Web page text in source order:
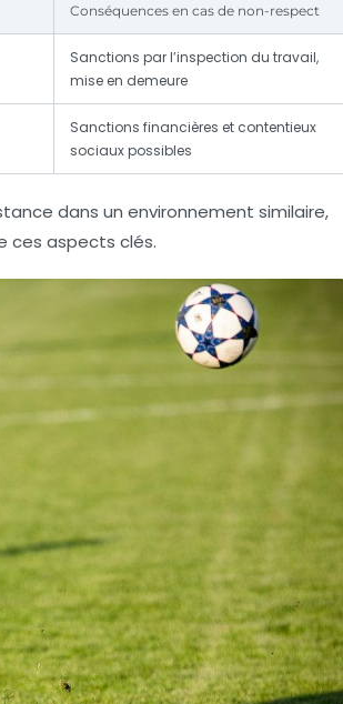
Conséquences en cas de non-respect
Sanctions par l’inspection du travail,
mise en demeure
Sanctions financières et contentieux
sociaux possibles
dans un environnement similaire,
ces aspects clés.